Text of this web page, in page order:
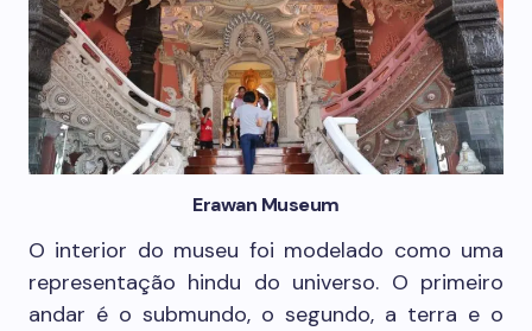
Erawan Museum
O interior do museu foi modelado como uma
representação hindu do universo. O primeiro
andar é o submundo, o segundo, a terra e o